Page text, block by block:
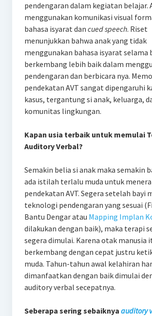
pendengaran dalam kegiatan belajar.
menggunakan komunikasi visual
bahasa isyarat dan cued speech. Riset
menunjukkan bahwa anak yang tidak
menggunakan bahasa isyarat selama
berkembang lebih baik dalam
pendengaran dan berbicara nya.
pendekatan AVT sangat dipengaruhi
kasus, tergantung si anak, keluarga,
komunitas lingkungan.
Kapan usia terbaik untuk memulai
Auditory Verbal?
Semakin belia si anak maka semakin
ada istilah terlalu muda untuk
pendekatan AVT. Segera setelah bayi
teknologi pendengaran yang sesuai
Bantu Dengar atau Mapping Implan
dilakukan dengan baik), maka terapi
segera dimulai. Karena otak manusia
berkembang dengan cepat justru
muda. Tahun-tahun awal kelahiran
dimanfaatkan dengan baik dimulai
auditory verbal secepatnya.
Seberapa sering sebaiknya auditory